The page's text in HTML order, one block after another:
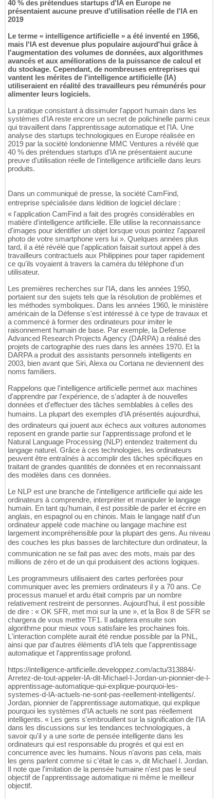
40 % des prétendues startups d'IA en Europe ne
présentaient aucune preuve d'utilisation réelle de l'IA en
2019
Le terme « intelligence artificielle » a été inventé en 1956,
mais l'IA est devenue plus populaire aujourd'hui grâce à
l'augmentation des volumes de données, aux algorithmes
avancés et aux améliorations de la puissance de calcul et
du stockage. Cependant, de nombreuses entreprises qui
vantent les mérites de l'intelligence artificielle (IA)
utiliseraient en réalité des travailleurs peu rémunérés pour
alimenter leurs logiciels.
La pratique consistant à dissimuler l'apport humain dans les
systèmes d'IA reste encore un secret de polichinelle parmi ceux
qui travaillent dans l'apprentissage automatique et l'IA. Une
analyse des startups technologiques en Europe réalisée en
2019 par la société londonienne MMC Ventures a révélé que
40 % des prétendues startups d'IA ne présentaient aucune
preuve d'utilisation réelle de l'intelligence artificielle dans leurs
produits.
Dans un communiqué de presse, la société CamFind,
entreprise spécialisée dans lédition de logiciel déclare :
« l'application CamFind a fait des progrès considérables en
matière d'intelligence artificielle. Elle utilise la reconnaissance
d'images pour identifier un objet lorsque vous pointez l'appareil
photo de votre smartphone vers lui ». Quelques années plus
tard, il a été révélé que l'application faisait surtout appel à des
travailleurs contractuels aux Philippines pour taper rapidement
ce qu'ils voyaient à travers la caméra du téléphone d'un
utilisateur.
Les premières recherches sur l'IA, dans les années 1950,
portaient sur des sujets tels que la résolution de problèmes et
les méthodes symboliques. Dans les années 1960, le ministère
américain de la Défense s'est intéressé à ce type de travaux et
a commencé à former des ordinateurs pour imiter le
raisonnement humain de base. Par exemple, la Defense
Advanced Research Projects Agency (DARPA) a réalisé des
projets de cartographie des rues dans les années 1970. Et la
DARPA a produit des assistants personnels intelligents en
2003, bien avant que Siri, Alexa ou Cortana ne deviennent des
noms familiers.
Rappelons que l'intelligence artificielle permet aux machines
d'apprendre par l'expérience, de s'adapter à de nouvelles
données et d'effectuer des tâches semblables à celles des
humains. La plupart des exemples d'IA présentés aujourdhui,
des ordinateurs qui jouent aux échecs aux voitures autonomes
reposent en grande partie sur l'apprentissage profond et le
Natural Language Processing (NLP) entendez traitement du
langage naturel. Grâce à ces technologies, les ordinateurs
peuvent être entraînés à accomplir des tâches spécifiques en
traitant de grandes quantités de données et en reconnaissant
des modèles dans ces données.
Le NLP est une branche de l'intelligence artificielle qui aide les
ordinateurs à comprendre, interpréter et manipuler le langage
humain. En tant qu'humain, il est possible de parler et écrire en
anglais, en espagnol ou en chinois. Mais le langage natif d'un
ordinateur appelé code machine ou langage machine est
largement incompréhensible pour la plupart des gens. Au niveau
des couches les plus basses de larchitecture dun ordinateur, la
communication ne se fait pas avec des mots, mais par des
millions de zéro et de un qui produisent des actions logiques.
Les programmeurs utilisaient des cartes perforées pour
communiquer avec les premiers ordinateurs il y a 70 ans. Ce
processus manuel et ardu était compris par un nombre
relativement restreint de personnes. Aujourd'hui, il est possible
de dire : « OK SFR, met moi sur la une », et la Box 8 de SFR se
chargera de vous mettre TF1. Il adaptera ensuite son
algorithme pour mieux vous satisfaire les prochaines fois.
L'interaction complète aurait été rendue possible par la PNL,
ainsi que par d'autres éléments d'IA tels que l'apprentissage
automatique et l'apprentissage profond.
https://intelligence-artificielle.developpez.com/actu/313884/-
Arretez-de-tout-appeler-IA-dit-Michael-I-Jordan-un-pionnier-de-l-
apprentissage-automatique-qui-explique-pourquoi-les-
systemes-d-IA-actuels-ne-sont-pas-reellement-intelligents/.
Jordan, pionnier de l'apprentissage automatique, qui explique
pourquoi les systèmes d'IA actuels ne sont pas réellement
intelligents. « Les gens s'embrouillent sur la signification de l'IA
dans les discussions sur les tendances technologiques, à
savoir qu'il y a une sorte de pensée intelligente dans les
ordinateurs qui est responsable du progrès et qui est en
concurrence avec les humains. Nous n'avons pas cela, mais
les gens parlent comme si c'était le cas », dit Michael I. Jordan.
Il note que l'imitation de la pensée humaine n'est pas le seul
objectif de l'apprentissage automatique ni même le meilleur
objectif.